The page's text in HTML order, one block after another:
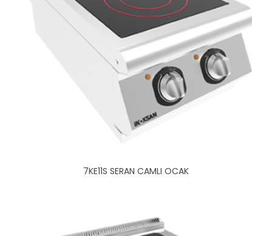
7KE11S SERAN CAMLI OCAK